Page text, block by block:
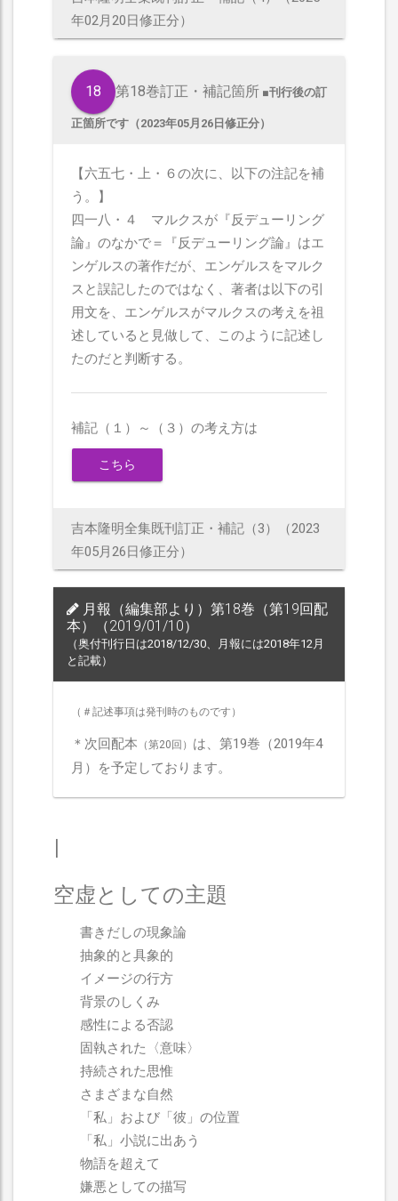
年02月20日修正分）
18 第18巻訂正・補記箇所 ■刊行後の訂
正箇所です（2023年05月26日修正分）
【六五七・上・６の次に、以下の注記を補
う。】
四一八・４ マルクスが『反デューリング
論』のなかで＝『反デューリング論』はエ
ンゲルスの著作だが、エンゲルスをマルク
スと誤記したのではなく、著者は以下の引
用文を、エンゲルスがマルクスの考えを祖
述していると見做して、このように記述し
たのだと判断する。
補記（１）～（３）の考え方は
こちら
吉本隆明全集既刊訂正・補記（3）（2023
年05月26日修正分）
月報（編集部より）第18巻（第19回配
本）（2019/01/10）
（奥付刊行日は2018/12/30、月報には2018年12月
と記載）
（＃記述事項は発刊時のものです）
＊次回配本 （第20回） は、第19巻（2019年4
月）を予定しております。
I
空虚としての主題
書きだしの現象論
抽象的と具象的
イメージの行方
背景のしくみ
感性による否認
固執された〈意味〉
持続された思惟
さまざまな自然
「私」および「彼」の位置
「私」小説に出あう
物語を超えて
嫌悪としての描写